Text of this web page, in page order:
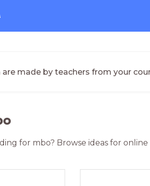
made by teachers from your
for mbo? Browse ideas for